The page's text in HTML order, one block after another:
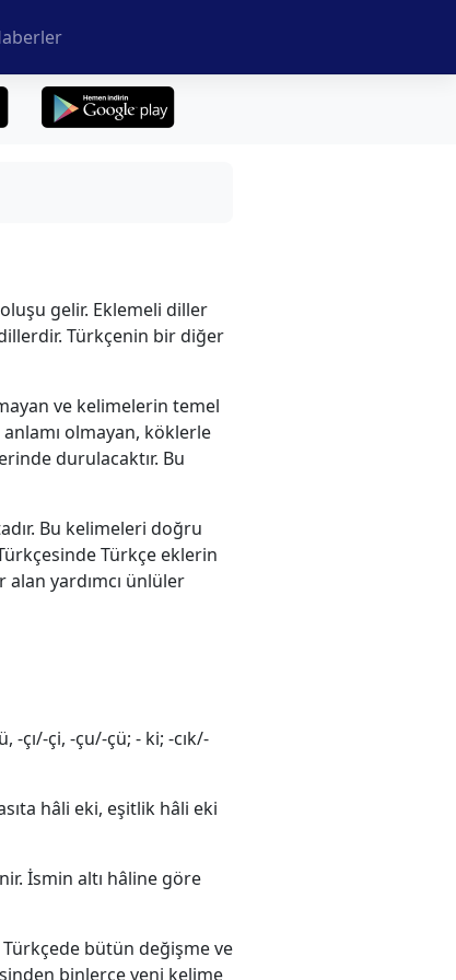
gelir. Eklemeli diller
Türkçenin bir diğer
ve kelimelerin temel
anlamı olmayan, köklerle
durulacaktır. Bu
Bu kelimeleri doğru
Türkçe eklerin
alan yardımcı ünlüler
-çı/-çi, -çu/-çü; - ki; -cık/-
hâli eki, eşitlik hâli eki
İsmin altı hâline göre
bütün değişme ve
binlerce yeni kelime